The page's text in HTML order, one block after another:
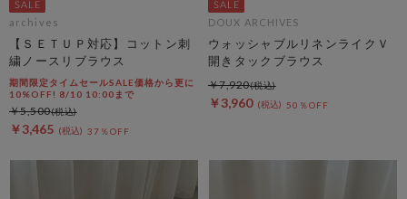
archives
【ＳＥＴＵＰ対応】コットン刺
繍ノースリブラウス
期間限定タイムセールSALE価格から更に
10%OFF! 8/10 10:00まで
￥3,465 37％OFF
￥5,500
DOUX ARCHIVES
ウォッシャブルリネンライクＶ
開きタックブラウス
￥3,960 50％OFF
￥7,920